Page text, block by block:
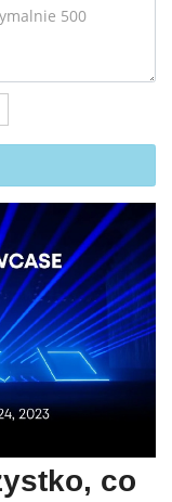
co